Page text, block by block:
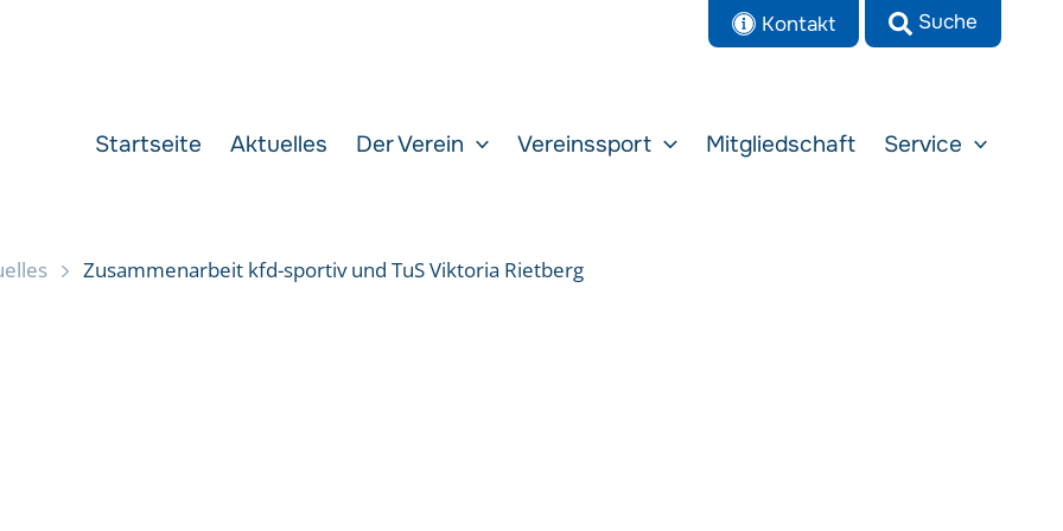
Kontakt
Startseite Aktuelles Der Verein Vereinssport Mitgliedschaft Service
Rietberg
Zusammenarbeit kfd-sportiv und TuS Viktoria Rietberg